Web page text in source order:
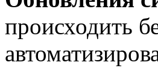
происходить